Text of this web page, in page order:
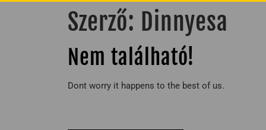
Szerző: Dinnyesa
Nem található!
Dont worry it happens to the best of us.